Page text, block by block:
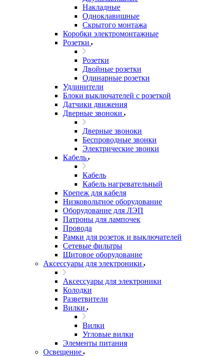
Накладные
Одноклавишные
Скрытого монтажа
Коробки электромонтажные
Розетки
Розетки
Двойные розетки
Одинарные розетки
Удлинители
Блоки выключателей с розеткой
Датчики движения
Дверные звоноки
Дверные звоноки
Беспроводные звонки
Электрические звонки
Кабель
Кабель
Кабель нагревательный
Крепеж для кабеля
Низковольтное оборудование
Оборудование для ЛЭП
Патроны для лампочек
Провода
Рамки для розеток и выключателей
Сетевые фильтры
Щитовое оборудование
Аксессуары для электроники
Аксессуары для электроники
Колодки
Разветвители
Вилки
Вилки
Угловые вилки
Элементы питания
Освещение